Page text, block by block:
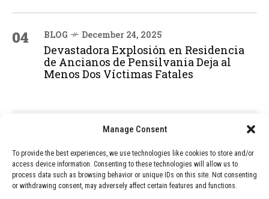
Manage Consent
To provide the best experiences, we use technologies like cookies to store and/or
access device information. Consenting to these technologies will allow us to
process data such as browsing behavior or unique IDs on this site. Not consenting
or withdrawing consent, may adversely affect certain features and functions.
04 BLOG December 24, 2025
Devastadora Explosión en Residencia
de Ancianos de Pensilvania Deja al
Menos Dos Víctimas Fatales